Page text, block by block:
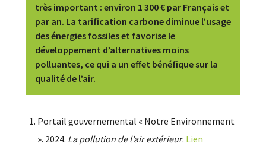
très important : environ 1 300 € par Français et
par an. La tarification carbone diminue l’usage
des énergies fossiles et favorise le
développement d’alternatives moins
polluantes, ce qui a un effet bénéfique sur la
qualité de l’air.
Portail gouvernemental « Notre Environnement
». 2024. La pollution de l’air extérieur. Lien